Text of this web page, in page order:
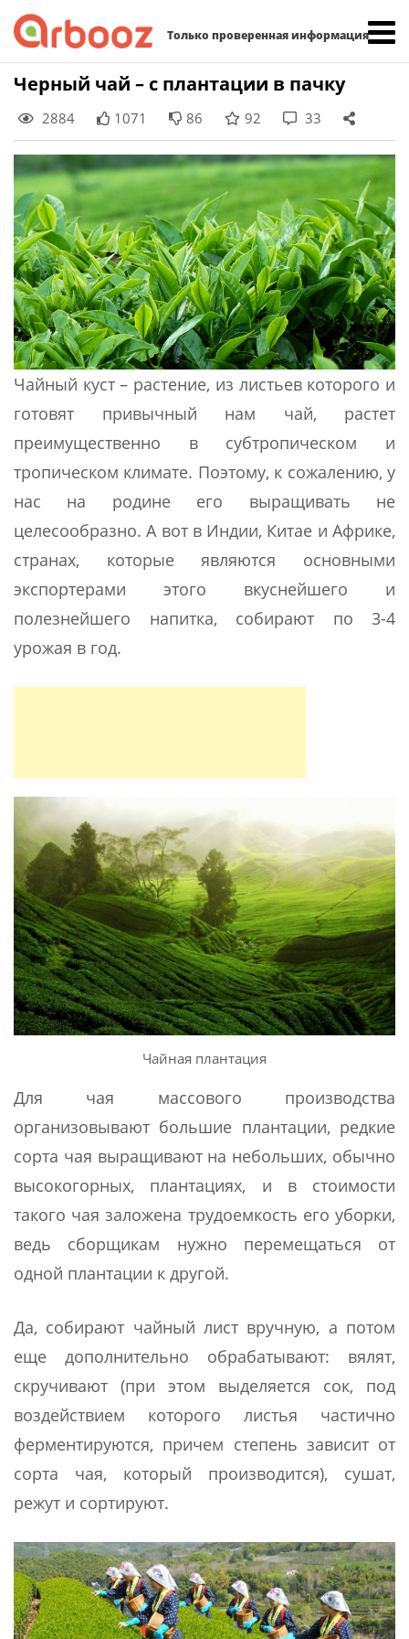
Только проверенная информация
Skip
content
Черный чай – с плантации в пачку
2884 1071 86 92 33
Чайный куст – растение, из листьев которого и
готовят привычный нам чай, растет
преимущественно в субтропическом и
тропическом климате. Поэтому, к сожалению, у
нас на родине его выращивать не
целесообразно. А вот в Индии, Китае и Африке,
странах, которые являются основными
экспортерами этого вкуснейшего и
полезнейшего напитка, собирают по 3-4
урожая в год.
Чайная плантация
Для чая массового производства
организовывают большие плантации, редкие
сорта чая выращивают на небольших, обычно
высокогорных, плантациях, и в стоимости
такого чая заложена трудоемкость его уборки,
ведь сборщикам нужно перемещаться от
одной плантации к другой.
Да, собирают чайный лист вручную, а потом
еще дополнительно обрабатывают: вялят,
скручивают (при этом выделяется сок, под
воздействием которого листья частично
ферментируются, причем степень зависит от
сорта чая, который производится), сушат,
режут и сортируют.
Найти: